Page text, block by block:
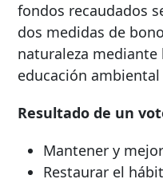
fondos recaudados
dos medidas de
naturaleza
educación
Resultado de un
Mantener y
Restaurar el